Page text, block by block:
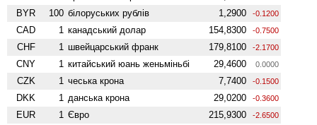
BYR 100 білоруських рублів 1,2900 -0.1200
CAD 1 канадський долар 154,8300 -0.7500
CHF 1 швейцарський франк 179,8100 -2.1700
CNY 1 китайський юань женьмiньбi 29,4600 0.0000
CZK 1 чеська крона 7,7400 -0.1500
DKK 1 данська крона 29,0200 -0.3600
EUR 1 Євро 215,9300 -2.6500